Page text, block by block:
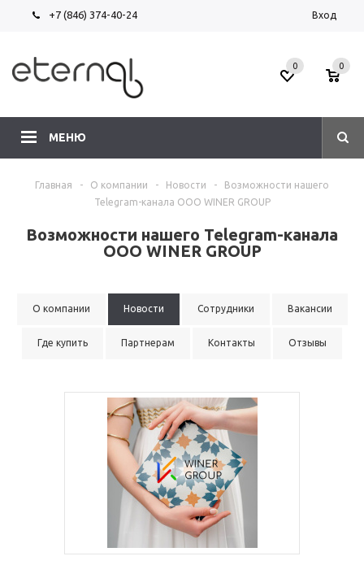
+7 (846) 374-40-24 Вход
МЕНЮ
0 0
Главная - О компании - Новости -
Возможности нашего
Telegram-канала ООО WINER GROUP
Возможности нашего Telegram-канала
ООО WINER GROUP
О компании Новости Сотрудники Вакансии
Где купить Партнерам Контакты Отзывы